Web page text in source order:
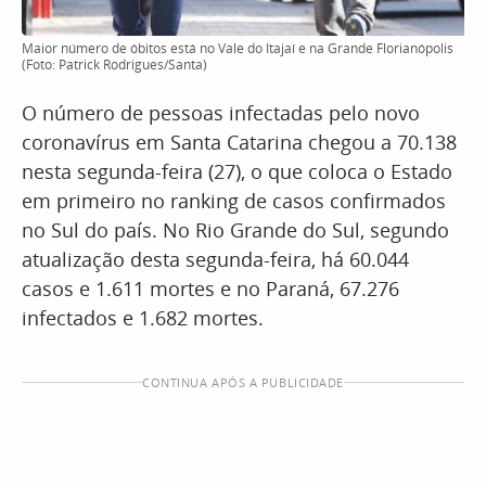
Maior número de óbitos está no Vale do Itajaí e na Grande Florianópolis
(Foto: Patrick Rodrigues/Santa)
O número de pessoas infectadas pelo novo
coronavírus em Santa Catarina chegou a 70.138
nesta segunda-feira (27), o que coloca o Estado
em primeiro no ranking de casos confirmados
no Sul do país. No Rio Grande do Sul, segundo
atualização desta segunda-feira, há 60.044
casos e 1.611 mortes e no Paraná, 67.276
infectados e 1.682 mortes.
CONTINUA APÓS A PUBLICIDADE